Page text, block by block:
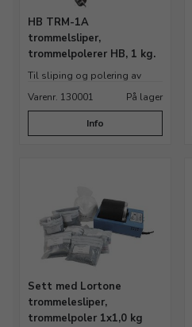
HB TRM-1A
trommelsliper,
trommelpolerer HB, 1 kg.
Til sliping og polering av
Varenr. 130001 På lager
Info
Sett med Lortone
trommelesliper,
trommelpoler 1x1,0 kg